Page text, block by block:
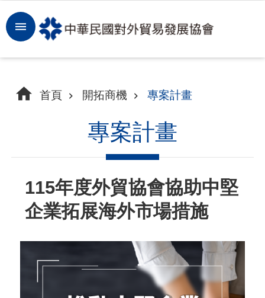
跳到主要內容區塊
登
入
拓
首頁 開拓商機 專案計畫
專案計畫
115年度外貿協會協助中堅
企業拓展海外市場措施